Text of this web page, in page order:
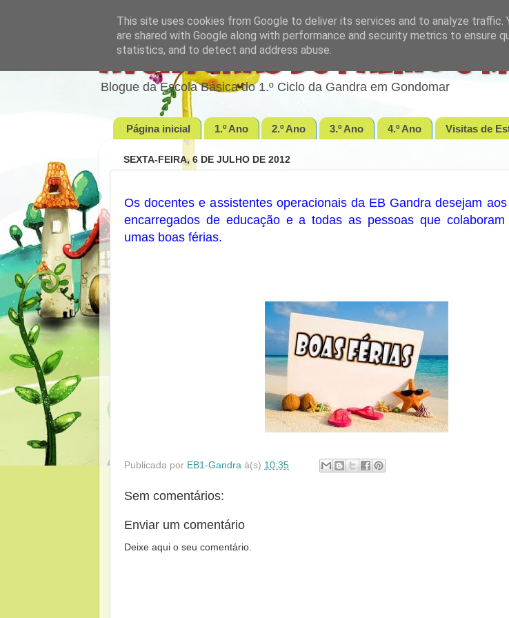
Aventuras de Palmo e
Blogue da Escola Básica do 1.º Ciclo da Gandra em Gondomar
Página inicial 1.º Ano 2.º Ano 3.º Ano 4.º Ano Visitas de
SEXTA-FEIRA, 6 DE JULHO DE 2012
Os docentes e assistentes operacionais da EB Gandra desejam
encarregados de educação e a todas as pessoas que
umas boas férias.
Publicada por EB1-Gandra à(s) 10:35
Sem comentários:
Enviar um comentário
Deixe aqui o seu comentário.
This site uses cookies from Google to deliver its services and to analyze traffic.
are shared with Google along with performance and security metrics to ensure
statistics, and to detect and address abuse.